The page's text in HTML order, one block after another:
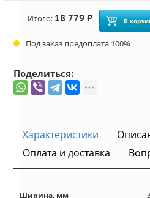
Итого: 18 779 ₽ В
Под заказ предоплата 100%
Поделиться:
Характеристики
Оплата и доставка
Ширина, мм